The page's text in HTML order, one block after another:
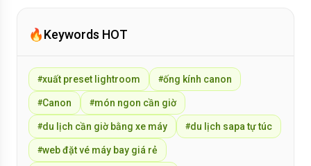
🔥Keywords HOT
#xuất preset lightroom #ống kính canon
#Canon #món ngon cần giờ
#du lịch cần giờ bằng xe máy #du lịch sapa tự túc
#web đặt vé máy bay giá rẻ